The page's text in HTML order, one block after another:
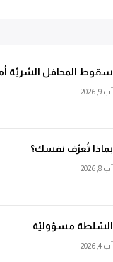
سقوط المحافل السّريّة
آب 9, 2026
بماذا تُعرّف نفسك؟
آب 8, 2026
السّلطة مسؤوليّة
آب 4, 2026